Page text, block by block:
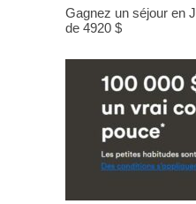
Gagnez un séjour en
de 4920 $